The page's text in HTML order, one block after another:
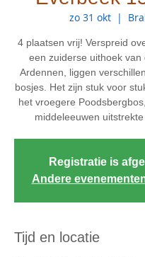
zo 31 okt
  |
4 plaatsen vrij! Verspreid
een zuiderse uithoek van
Ardennen, liggen
bosjes. Het zijn stuk voor
het vroegere
middeleeuwen uitstrekte
Registratie is
Andere
Tijd en locatie